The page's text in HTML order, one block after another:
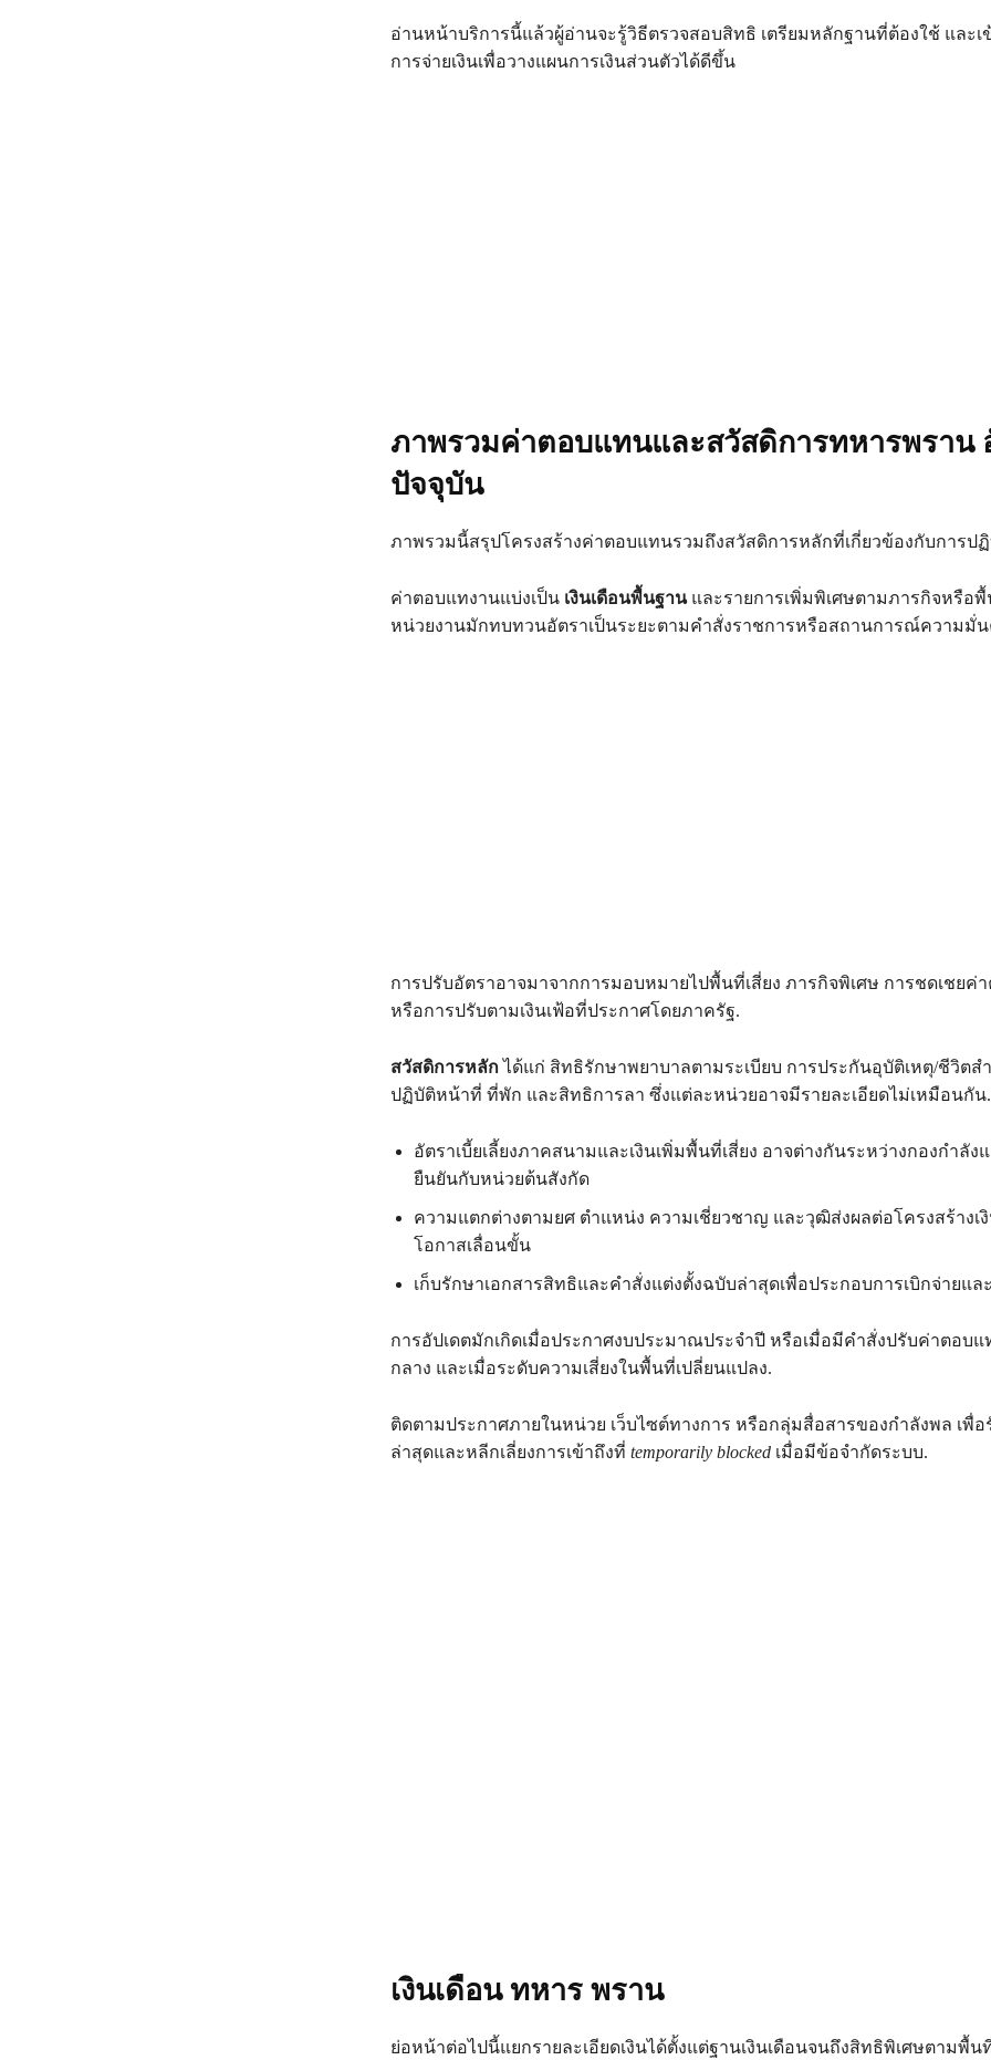
อ่านหน้าบริการนี้แล้วผู้อ่านจะรู้วิธีตรวจสอบสิทธิ เตรียมหลักฐานที่ต้องใช้ และเ
การจ่ายเงินเพื่อวางแผนการเงินส่วนตัวได้ดีขึ้น
ภาพรวมค่าตอบแทนและสวัสดิการทหารพราน
ปัจจุบัน
ภาพรวมนี้สรุปโครงสร้างค่าตอบแทนรวมถึงสวัสดิการหลักที่เกี่ยวข้องกับการป
ค่าตอบแทงานแบ่งเป็น เงินเดือนพื้นฐานและรายการเพิ่มพิเศษตามภารกิจหรือพื้
หน่วยงานมักทบทวนอัตราเป็นระยะตามคำสั่งราชการหรือสถานการณ์ความมั่น
การปรับอัตราอาจมาจากการมอบหมายไปพื้นที่เสี่ยง ภารกิจพิเศษ การชดเชยค่
หรือการปรับตามเงินเฟ้อที่ประกาศโดยภาครัฐ.
สวัสดิการหลักได้แก่ สิทธิรักษาพยาบาลตามระเบียบ การประกันอุบัติเหตุ/ชีวิตส
ปฏิบัติหน้าที่ ที่พัก และสิทธิการลา ซึ่งแต่ละหน่วยอาจมีรายละเอียดไม่เหมือนกัน.
อัตราเบี้ยเลี้ยงภาคสนามและเงินเพิ่มพื้นที่เสี่ยง อาจต่างกันระหว่างกองกำลัง
ยืนยันกับหน่วยต้นสังกัด
ความแตกต่างตามยศ ตำแหน่ง ความเชี่ยวชาญ และวุฒิส่งผลต่อโครงสร้างเ
โอกาสเลื่อนขั้น
เก็บรักษาเอกสารสิทธิและคำสั่งแต่งตั้งฉบับล่าสุดเพื่อประกอบการเบิกจ่ายแล
การอัปเดตมักเกิดเมื่อประกาศงบประมาณประจำปี หรือเมื่อมีคำสั่งปรับค่าตอบ
กลาง และเมื่อระดับความเสี่ยงในพื้นที่เปลี่ยนแปลง.
ติดตามประกาศภายในหน่วย เว็บไซต์ทางการ หรือกลุ่มสื่อสารของกำลังพล เพื่
ล่าสุดและหลีกเลี่ยงการเข้าถึงที่ temporarily blockedเมื่อมีข้อจำกัดระบบ.
เงินเดือน ทหาร พราน
ย่อหน้าต่อไปนี้แยกรายละเอียดเงินได้ตั้งแต่ฐานเงินเดือนจนถึงสิทธิพิเศษตามพื้น